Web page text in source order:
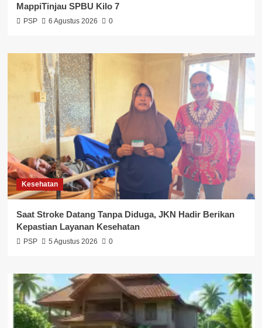
MappiTinjau SPBU Kilo 7
PSP 6 Agustus 2026 0
Kesehatan
Saat Stroke Datang Tanpa Diduga, JKN Hadir Berikan
Kepastian Layanan Kesehatan
PSP 5 Agustus 2026 0